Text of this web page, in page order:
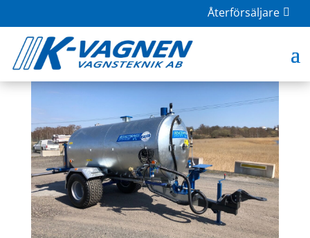
Återförsäljare
Bevattningsvagn 5000 L
maj 10, 2021|Bevattning